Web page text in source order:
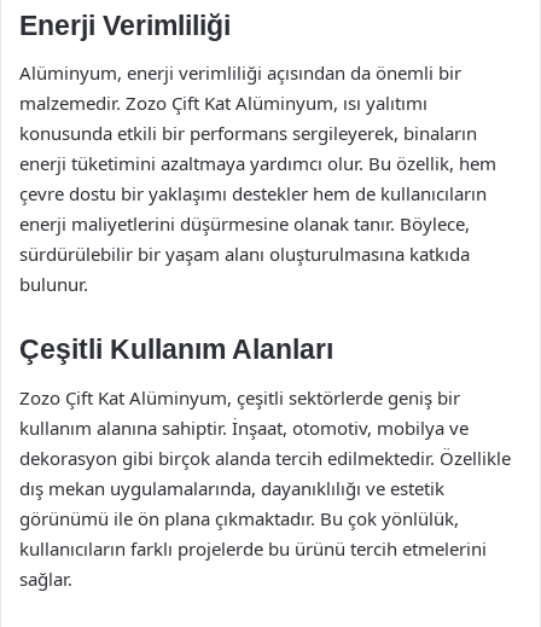
Enerji Verimliliği
Alüminyum, enerji verimliliği açısından da önemli bir
malzemedir. Zozo Çift Kat Alüminyum, ısı yalıtımı
konusunda etkili bir performans sergileyerek, binaların
enerji tüketimini azaltmaya yardımcı olur. Bu özellik, hem
çevre dostu bir yaklaşımı destekler hem de kullanıcıların
enerji maliyetlerini düşürmesine olanak tanır. Böylece,
sürdürülebilir bir yaşam alanı oluşturulmasına katkıda
bulunur.
Çeşitli Kullanım Alanları
Zozo Çift Kat Alüminyum, çeşitli sektörlerde geniş bir
kullanım alanına sahiptir. İnşaat, otomotiv, mobilya ve
dekorasyon gibi birçok alanda tercih edilmektedir. Özellikle
dış mekan uygulamalarında, dayanıklılığı ve estetik
görünümü ile ön plana çıkmaktadır. Bu çok yönlülük,
kullanıcıların farklı projelerde bu ürünü tercih etmelerini
sağlar.